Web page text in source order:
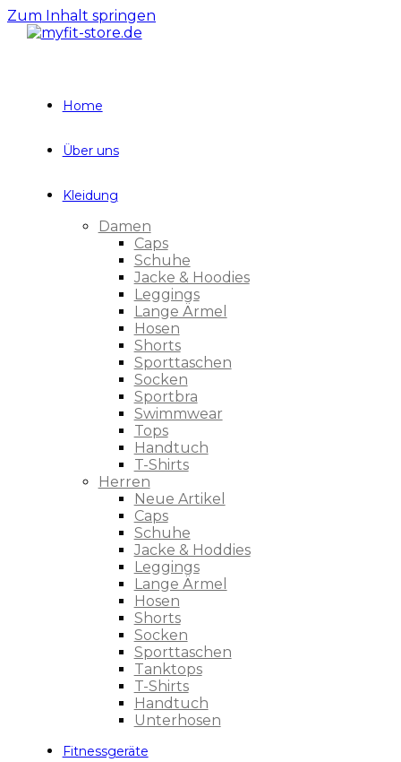
Zum Inhalt springen
Home
Über uns
Kleidung
Damen
Caps
Schuhe
Jacke & Hoodies
Leggings
Lange Ärmel
Hosen
Shorts
Sporttaschen
Socken
Sportbra
Swimmwear
Tops
Handtuch
T-Shirts
Herren
Neue Artikel
Caps
Schuhe
Jacke & Hoddies
Leggings
Lange Ärmel
Hosen
Shorts
Socken
Sporttaschen
Tanktops
T-Shirts
Handtuch
Unterhosen
Fitnessgeräte